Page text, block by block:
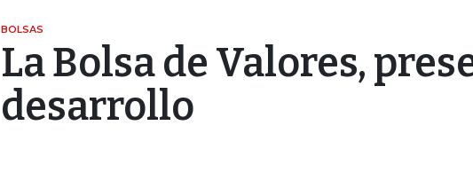
BOLSAS
La Bolsa de Valores,
desarrollo